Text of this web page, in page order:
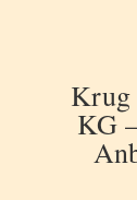
Krug
KG